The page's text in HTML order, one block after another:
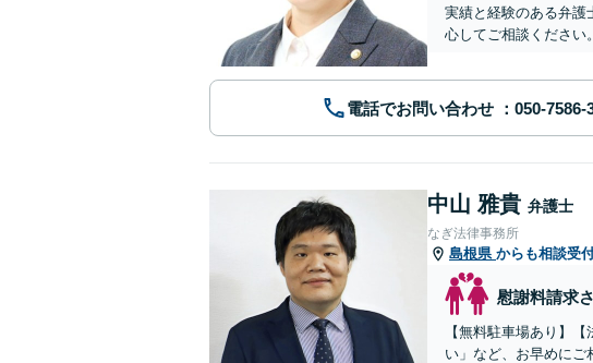
実績と経験のある弁護
心してご相談ください。
電話でお問い合わせ
中山 雅貴 弁護士
なぎ法律事務所
島根県 からも相談受
慰謝料請求
【無料駐車場あり】
い」など、お早めに